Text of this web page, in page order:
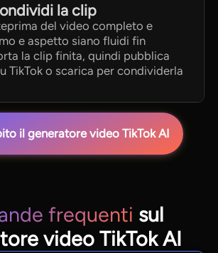
la clip
del video completo e
e aspetto siano fluidi fin
la clip finita, quindi pubblica
TikTok o scarica per condividerla
il generatore video TikTok AI
frequenti sul
video TikTok AI